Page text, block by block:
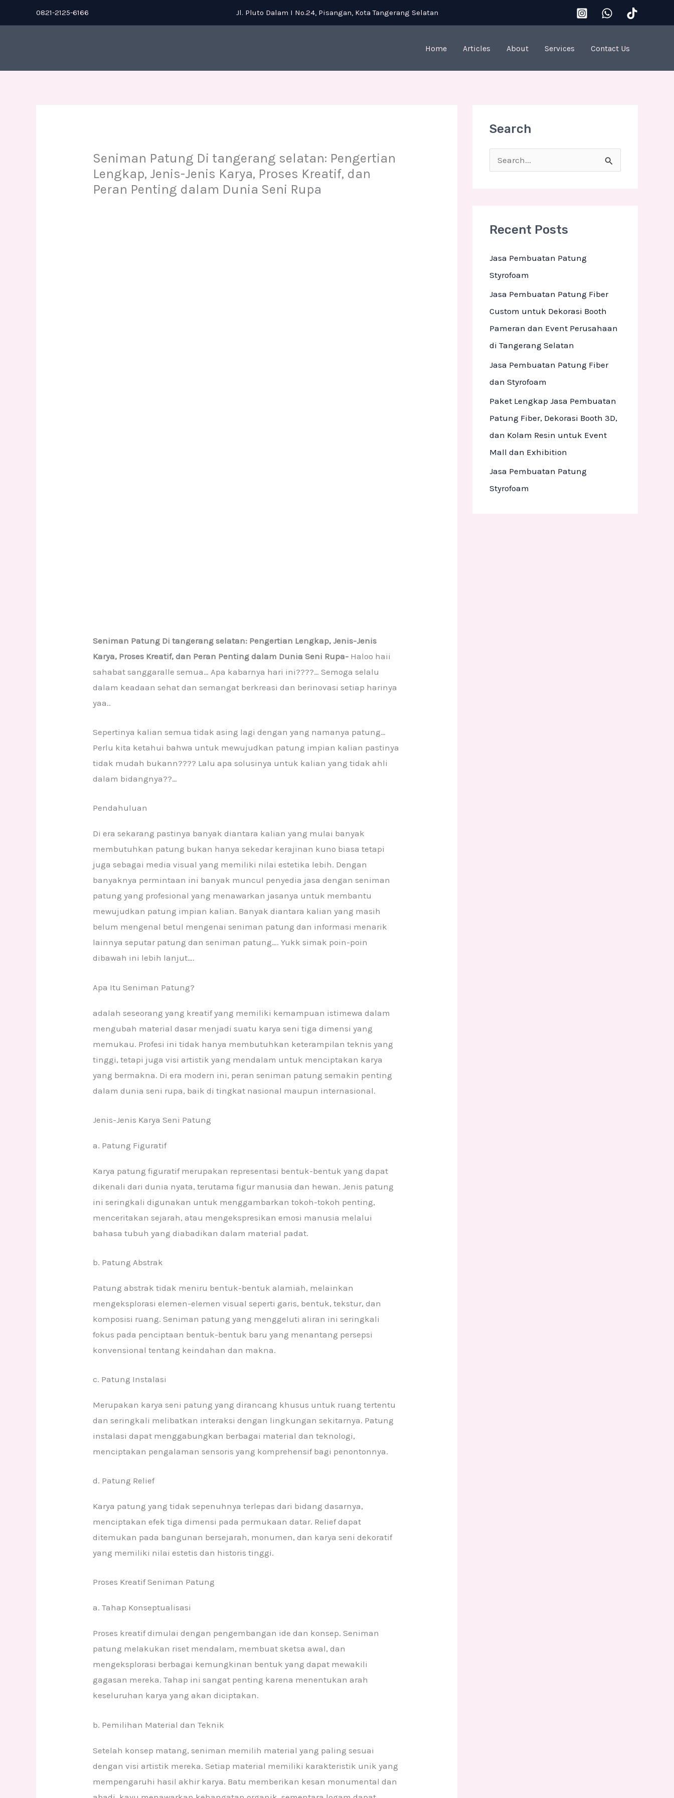
to
0821-2125-6166 Jl. Pluto Dalam I No.24, Pisangan, Kota Tangerang Selatan
Home Articles About Services Contact Us
Seniman Patung Di tangerang selatan: Pengertian
Lengkap, Jenis-Jenis Karya, Proses Kreatif, dan
Peran Penting dalam Dunia Seni Rupa
Seniman Patung Di tangerang selatan: Pengertian Lengkap, Jenis-Jenis
Karya, Proses Kreatif, dan Peran Penting dalam Dunia Seni Rupa- Haloo haii
sahabat sanggaralle semua… Apa kabarnya hari ini????… Semoga selalu
dalam keadaan sehat dan semangat berkreasi dan berinovasi setiap harinya
yaa..
Sepertinya kalian semua tidak asing lagi dengan yang namanya patung…
Perlu kita ketahui bahwa untuk mewujudkan patung impian kalian pastinya
tidak mudah bukann???? Lalu apa solusinya untuk kalian yang tidak ahli
dalam bidangnya??…
Pendahuluan
Di era sekarang pastinya banyak diantara kalian yang mulai banyak
membutuhkan patung bukan hanya sekedar kerajinan kuno biasa tetapi
juga sebagai media visual yang memiliki nilai estetika lebih. Dengan
banyaknya permintaan ini banyak muncul penyedia jasa dengan seniman
patung yang profesional yang menawarkan jasanya untuk membantu
mewujudkan patung impian kalian. Banyak diantara kalian yang masih
belum mengenal betul mengenai seniman patung dan informasi menarik
lainnya seputar patung dan seniman patung…. Yukk simak poin-poin
dibawah ini lebih lanjut….
Apa Itu Seniman Patung?
adalah seseorang yang kreatif yang memiliki kemampuan istimewa dalam
mengubah material dasar menjadi suatu karya seni tiga dimensi yang
memukau. Profesi ini tidak hanya membutuhkan keterampilan teknis yang
tinggi, tetapi juga visi artistik yang mendalam untuk menciptakan karya
yang bermakna. Di era modern ini, peran seniman patung semakin penting
dalam dunia seni rupa, baik di tingkat nasional maupun internasional.
Jenis-Jenis Karya Seni Patung
a. Patung Figuratif
Karya patung figuratif merupakan representasi bentuk-bentuk yang dapat
dikenali dari dunia nyata, terutama figur manusia dan hewan. Jenis patung
ini seringkali digunakan untuk menggambarkan tokoh-tokoh penting,
menceritakan sejarah, atau mengekspresikan emosi manusia melalui
bahasa tubuh yang diabadikan dalam material padat.
b. Patung Abstrak
Patung abstrak tidak meniru bentuk-bentuk alamiah, melainkan
mengeksplorasi elemen-elemen visual seperti garis, bentuk, tekstur, dan
komposisi ruang. Seniman patung yang menggeluti aliran ini seringkali
fokus pada penciptaan bentuk-bentuk baru yang menantang persepsi
konvensional tentang keindahan dan makna.
c. Patung Instalasi
Merupakan karya seni patung yang dirancang khusus untuk ruang tertentu
dan seringkali melibatkan interaksi dengan lingkungan sekitarnya. Patung
instalasi dapat menggabungkan berbagai material dan teknologi,
menciptakan pengalaman sensoris yang komprehensif bagi penontonnya.
d. Patung Relief
Karya patung yang tidak sepenuhnya terlepas dari bidang dasarnya,
menciptakan efek tiga dimensi pada permukaan datar. Relief dapat
ditemukan pada bangunan bersejarah, monumen, dan karya seni dekoratif
yang memiliki nilai estetis dan historis tinggi.
Proses Kreatif Seniman Patung
a. Tahap Konseptualisasi
Proses kreatif dimulai dengan pengembangan ide dan konsep. Seniman
patung melakukan riset mendalam, membuat sketsa awal, dan
mengeksplorasi berbagai kemungkinan bentuk yang dapat mewakili
gagasan mereka. Tahap ini sangat penting karena menentukan arah
keseluruhan karya yang akan diciptakan.
b. Pemilihan Material dan Teknik
Setelah konsep matang, seniman memilih material yang paling sesuai
dengan visi artistik mereka. Setiap material memiliki karakteristik unik yang
mempengaruhi hasil akhir karya. Batu memberikan kesan monumental dan
Search
c
r
:
Recent Posts
Jasa Pembuatan Patung
Styrofoam
Jasa Pembuatan Patung Fiber
Custom untuk Dekorasi Booth
Pameran dan Event Perusahaan
di Tangerang Selatan
Jasa Pembuatan Patung Fiber
dan Styrofoam
Paket Lengkap Jasa Pembuatan
Patung Fiber, Dekorasi Booth 3D,
dan Kolam Resin untuk Event
Mall dan Exhibition
Jasa Pembuatan Patung
Styrofoam